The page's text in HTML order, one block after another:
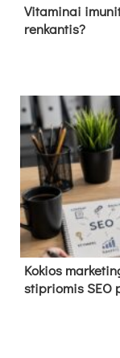
Vitaminai
renkantis?
Kokios
stipriomis SEO